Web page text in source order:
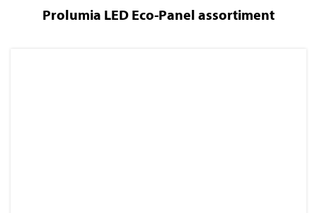
Prolumia LED Eco-Panel assortiment